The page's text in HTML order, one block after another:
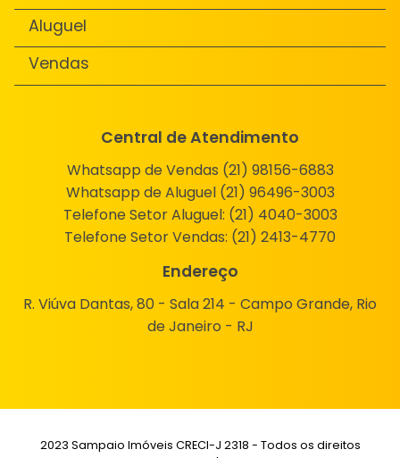
Aluguel
Vendas
Central de Atendimento
Whatsapp de Vendas (21) 98156-6883
Whatsapp de Aluguel (21) 96496-3003
Telefone Setor Aluguel: (21) 4040-3003
Telefone Setor Vendas: (21) 2413-4770
Endereço
R. Viúva Dantas, 80 - Sala 214 - Campo Grande, Rio
de Janeiro - RJ
2023 Sampaio Imóveis CRECI-J 2318 - Todos os direitos